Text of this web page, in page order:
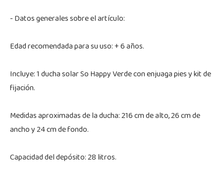
- Datos generales sobre el artículo:
Edad recomendada para su uso: + 6 años.
Incluye: 1 ducha solar So Happy Verde con enjuaga pies y kit de
fijación.
Medidas aproximadas de la ducha: 216 cm de alto, 26 cm de
ancho y 24 cm de fondo.
Capacidad del depósito: 28 litros.